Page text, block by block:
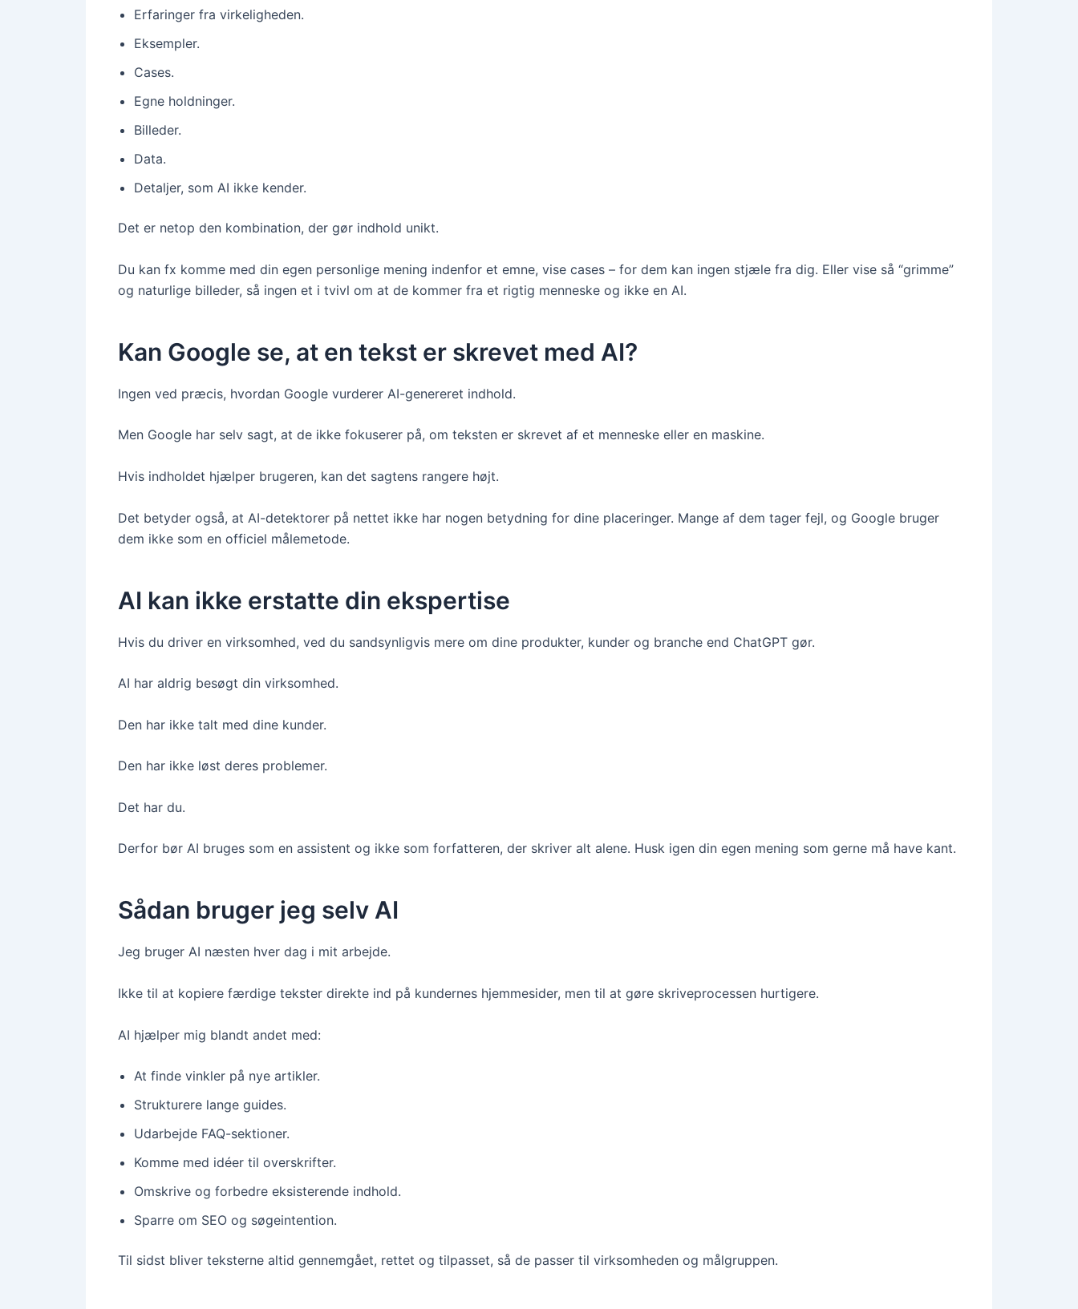
Erfaringer fra virkeligheden.
Eksempler.
Cases.
Egne holdninger.
Billeder.
Data.
Detaljer, som AI ikke kender.
Det er netop den kombination, der gør indhold unikt.
Du kan fx komme med din egen personlige mening indenfor et emne, vise cases – for dem kan ingen stjæle fra dig. Eller vise så “grimme”
og naturlige billeder, så ingen et i tvivl om at de kommer fra et rigtig menneske og ikke en AI.
Kan Google se, at en tekst er skrevet med AI?
Ingen ved præcis, hvordan Google vurderer AI-genereret indhold.
Men Google har selv sagt, at de ikke fokuserer på, om teksten er skrevet af et menneske eller en maskine.
Hvis indholdet hjælper brugeren, kan det sagtens rangere højt.
Det betyder også, at AI-detektorer på nettet ikke har nogen betydning for dine placeringer. Mange af dem tager fejl, og Google bruger
dem ikke som en officiel målemetode.
AI kan ikke erstatte din ekspertise
Hvis du driver en virksomhed, ved du sandsynligvis mere om dine produkter, kunder og branche end ChatGPT gør.
AI har aldrig besøgt din virksomhed.
Den har ikke talt med dine kunder.
Den har ikke løst deres problemer.
Det har du.
Derfor bør AI bruges som en assistent og ikke som forfatteren, der skriver alt alene. Husk igen din egen mening som gerne må have kant.
Sådan bruger jeg selv AI
Jeg bruger AI næsten hver dag i mit arbejde.
Ikke til at kopiere færdige tekster direkte ind på kundernes hjemmesider, men til at gøre skriveprocessen hurtigere.
AI hjælper mig blandt andet med:
At finde vinkler på nye artikler.
Strukturere lange guides.
Udarbejde FAQ-sektioner.
Komme med idéer til overskrifter.
Omskrive og forbedre eksisterende indhold.
Sparre om SEO og søgeintention.
Til sidst bliver teksterne altid gennemgået, rettet og tilpasset, så de passer til virksomheden og målgruppen.